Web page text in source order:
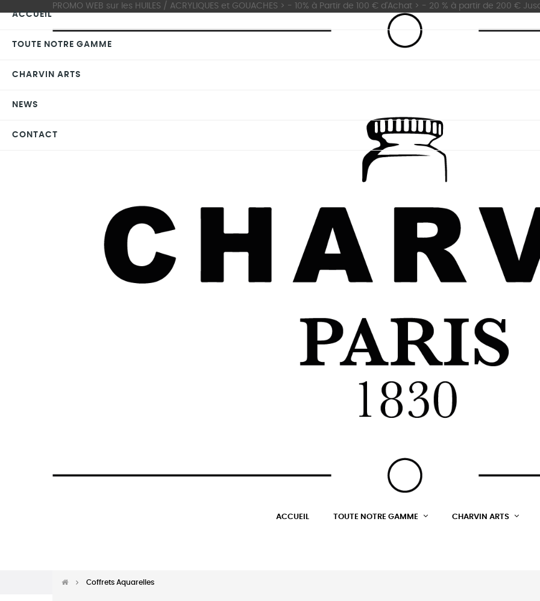
PROMO WEB sur les HUILES / ACRYLIQUES et GOUACHES > - 10% à Partir de 100 € d'Achat > - 20 % à partir de 200 €
ACCUEIL TOUTE NOTRE GAMME CHARVIN ARTS
Coffrets Aquarelles
ACCUEIL
TOUTE NOTRE GAMME
CHARVIN ARTS
NEWS
CONTACT